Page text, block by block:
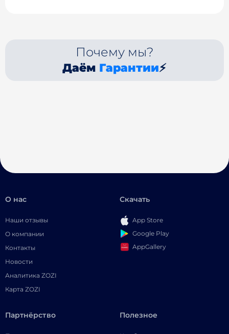
Почему мы?
Даём Гарантии⚡
О нас
Наши отзывы
О компании
Контакты
Новости
Аналитика ZOZI
Карта ZOZI
Скачать
App Store
Google Play
AppGallery
Партнёрство Полезное